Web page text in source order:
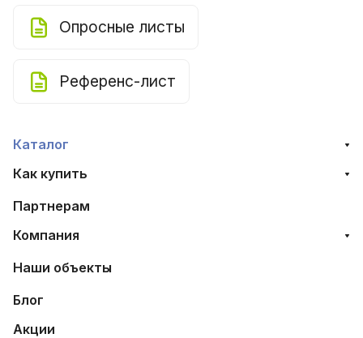
Опросные листы
Референс-лист
Каталог
Как купить
Партнерам
Компания
Наши объекты
Блог
Акции